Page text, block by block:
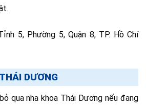
5, Phường 5, Quận 8, TP. Hồ Chí
DƯƠNG
qua nha khoa Thái Dương nếu đang